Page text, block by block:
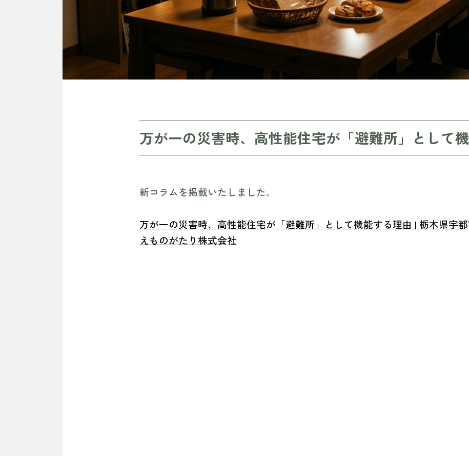
万が一の災害時、高性能住宅が「避難所」として
新コラムを掲載いたしました。
万が一の災害時、高性能住宅が「避難所」として機能する理由 | 栃木県宇
えものがたり株式会社